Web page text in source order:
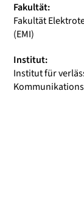
Fakultät:
Fakultät
(EMI)
Institut:
Institut für